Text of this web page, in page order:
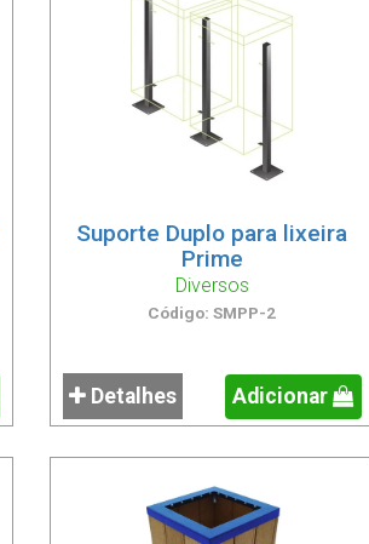
Suporte Duplo para lixeira
Prime
Diversos
Código: SMPP-2
Detalhes Adicionar